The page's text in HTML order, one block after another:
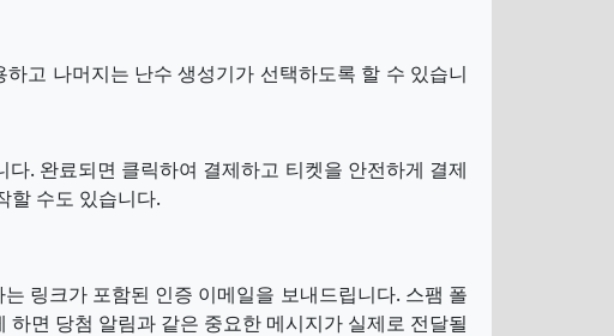
고 나머지는 난수 생성기가 선택하도록 할 수 있습니
. 완료되면 클릭하여 결제하고 티켓을 안전하게 결제
할 수도 있습니다.
링크가 포함된 인증 이메일을 보내드립니다. 스팸 폴
면 당첨 알림과 같은 중요한 메시지가 실제로 전달될